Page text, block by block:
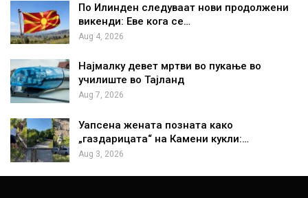
По Илинден следуваат нови продолжени
викенди: Еве кога се…
Aug 4, 2026
Најмалку девет мртви во пукање во
училиште во Тајланд
Aug 7, 2026
Уапсена жената позната како
„газдарицата“ на Камени кукли:…
Aug 3, 2026